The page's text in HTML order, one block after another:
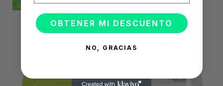
-55% -55%
OBTENER MI DESCUENTO
NO, GRACIAS